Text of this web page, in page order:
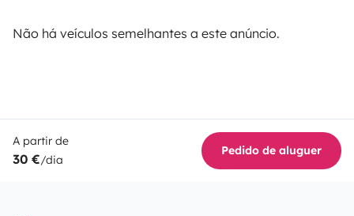
Não há veículos semelhantes a este anúncio.
A partir de
30 €/dia
Pedido de aluguer